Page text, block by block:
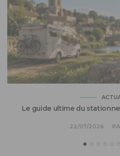
Le guide ultime du
22/07/2026